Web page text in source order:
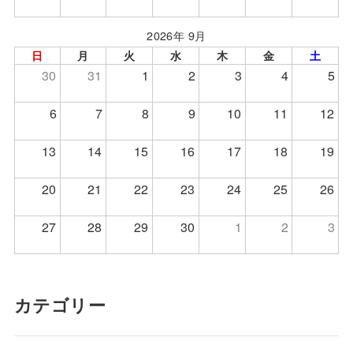
2026年 9月
日 月 火 水 木 金 土
30 31 1 2 3 4 5
6 7 8 9 10 11 12
13 14 15 16 17 18 19
20 21 22 23 24 25 26
27 28 29 30 1 2 3
カテゴリー